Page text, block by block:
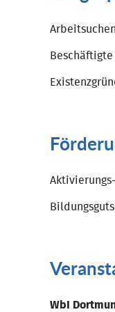
Beschäftigte
WbI